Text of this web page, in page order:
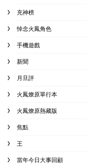
充神榜
悼念火鳳角色
手機遊戲
新聞
月旦評
火鳳燎原單行本
火鳳燎原熱藏版
焦點
王
當年今日大事回顧